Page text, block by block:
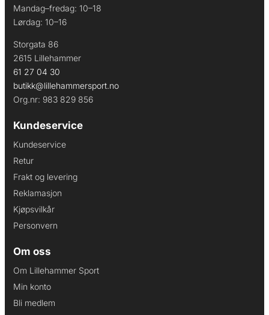
Mandag–fredag: 10–18
Lørdag: 10–16
Storgata 86
2615 Lillehammer
61 27 04 30
butikk@lillehammersport.no
Org.nr: 983 829 856
Kundeservice
Kundeservice
Retur
Frakt og levering
Reklamasjon
Kjøpsvilkår
Personvern
Om oss
Om Lillehammer Sport
Min konto
Bli medlem